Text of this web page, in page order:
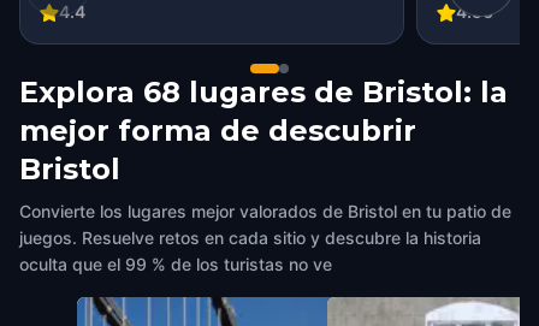
4.4 4.56
Explora 68 lugares de Bristol: la
mejor forma de descubrir
Bristol
Convierte los lugares mejor valorados de Bristol en tu patio de
juegos. Resuelve retos en cada sitio y descubre la historia
oculta que el 99 % de los turistas no ve